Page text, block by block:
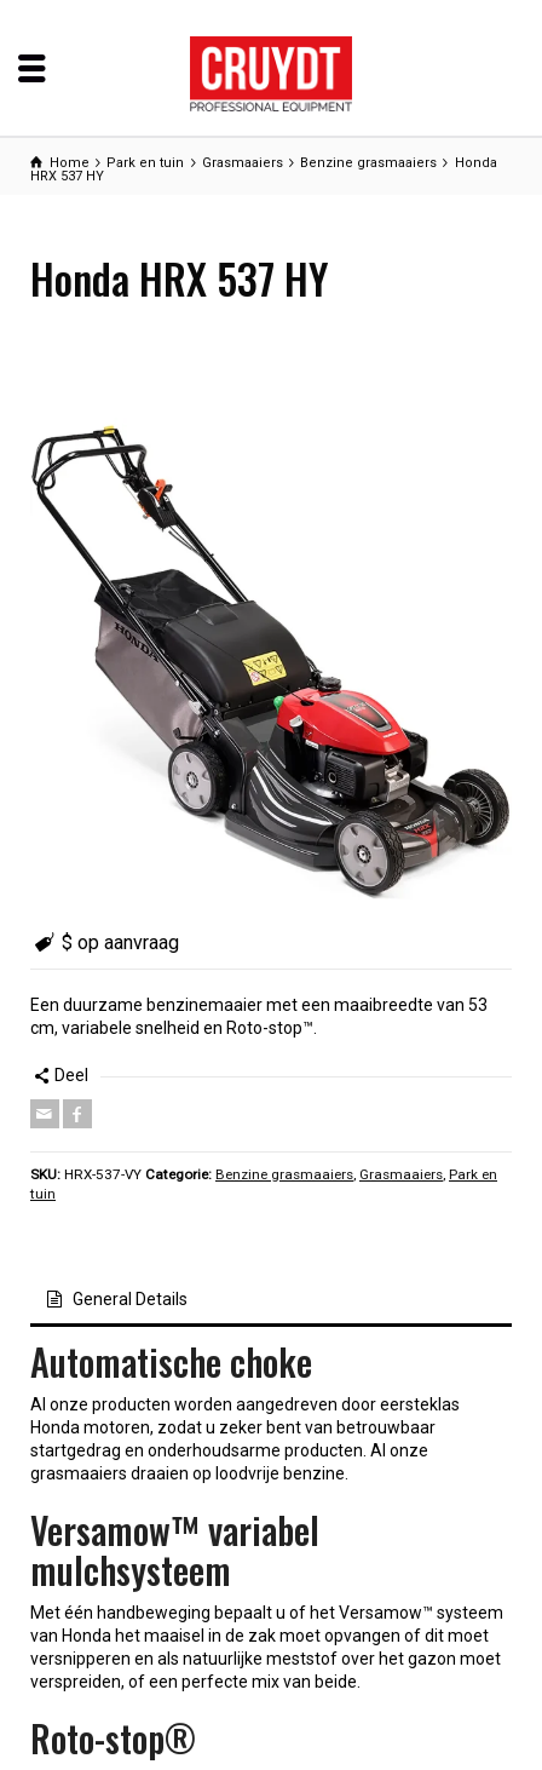
Home Park en tuin Grasmaaiers Benzine grasmaaiers
Honda
HRX 537 HY
Honda HRX 537 HY
$ op aanvraag
Een duurzame benzinemaaier met een maaibreedte van 53
cm, variabele snelheid en Roto-stop™.
Deel
SKU: HRX-537-VY Categorie: Benzine grasmaaiers, Grasmaaiers, Park en
tuin
General Details
Automatische choke
Al onze producten worden aangedreven door eersteklas
Honda motoren, zodat u zeker bent van betrouwbaar
startgedrag en onderhoudsarme producten. Al onze
grasmaaiers draaien op loodvrije benzine.
Versamow™ variabel
mulchsysteem
Met één handbeweging bepaalt u of het Versamow™ systeem
van Honda het maaisel in de zak moet opvangen of dit moet
versnipperen en als natuurlijke meststof over het gazon moet
verspreiden, of een perfecte mix van beide.
Roto-stop®